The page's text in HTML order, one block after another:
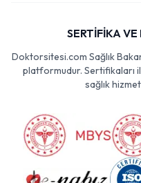
SERTİFİKA
Doktorsitesi.com Sağlık
platformudur. Sertifikaları
sağlık